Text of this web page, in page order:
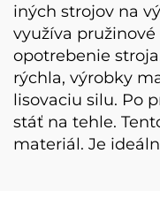
iných strojov na
využíva
opotrebenie
rýchla, výrobky
lisovaciu silu. Po
stáť na tehle.
materiál. Je